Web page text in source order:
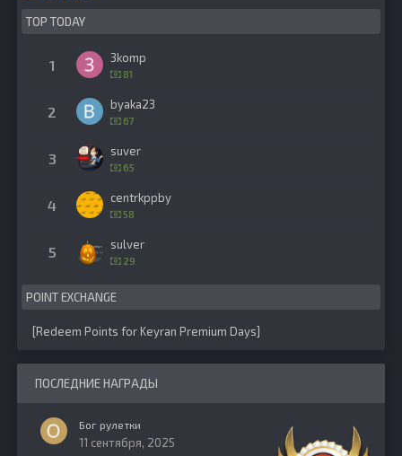
TOP TODAY
1 3komp
81
2 byaka23
67
3 suver
65
4 centrkppby
58
5 sulver
29
POINT EXCHANGE
[Redeem Points for Keyran Premium Days]
ПОСЛЕДНИЕ НАГРАДЫ
Бог рулетки
11 сентября, 2025